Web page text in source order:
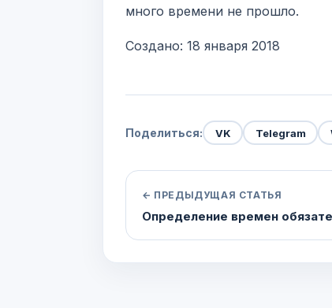
много времени не прошло.
Создано: 18 января 2018
Поделиться: VK Telegram
← ПРЕДЫДУЩАЯ СТАТЬЯ
Определение времен